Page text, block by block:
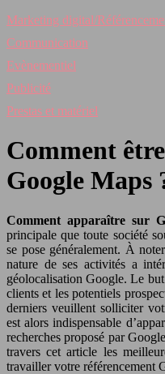
Marketing digital/
Communication
Evènementiel
Publicité
Prestas et matériel
Comment
Google Maps
Comment apparaître sur
principale que toute société
se pose généralement. À
nature de ses activités a
géolocalisation Google. Le
clients et les potentiels
derniers veuillent solliciter
est alors indispensable
recherches proposé par
travers cet article les
travailler votre référencement